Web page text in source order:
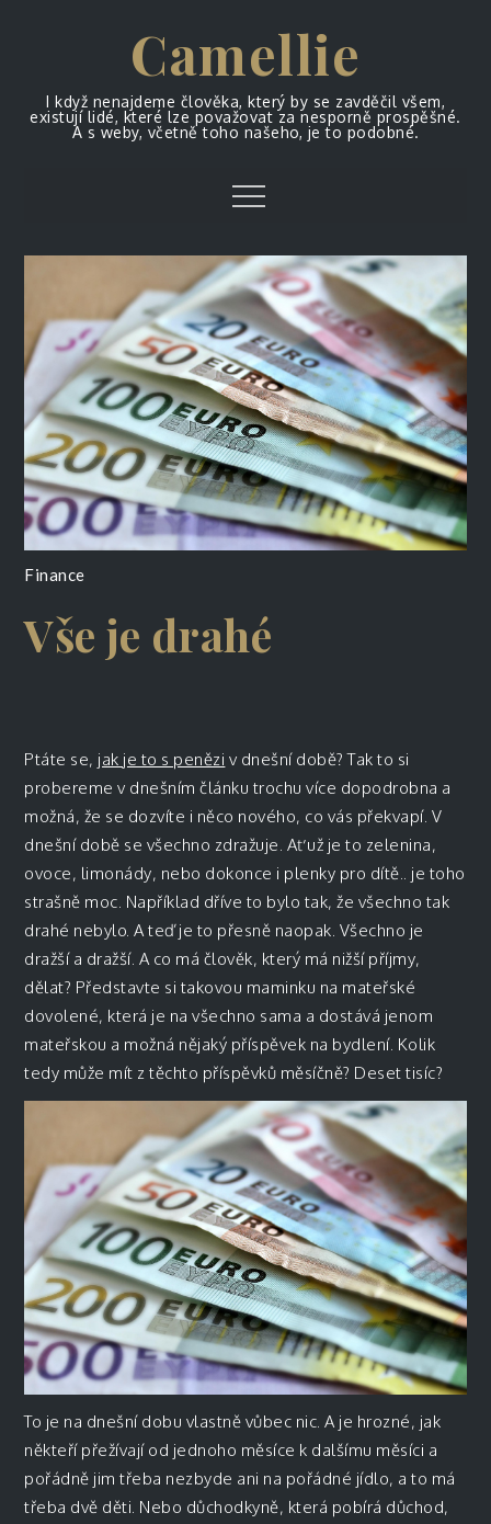
Camellie
I když nenajdeme člověka, který by se zavděčil všem,
existují lidé, které lze považovat za nesporně prospěšné.
A s weby, včetně toho našeho, je to podobné.
Menu
Finance
Vše je drahé
Ptáte se, jak je to s penězi v dnešní době? Tak to si
probereme v dnešním článku trochu více dopodrobna a
možná, že se dozvíte i něco nového, co vás překvapí. V
dnešní době se všechno zdražuje. Ať už je to zelenina,
ovoce, limonády, nebo dokonce i plenky pro dítě.. je toho
strašně moc. Například dříve to bylo tak, že všechno tak
drahé nebylo. A teď je to přesně naopak. Všechno je
dražší a dražší. A co má člověk, který má nižší příjmy,
dělat? Představte si takovou maminku na mateřské
dovolené, která je na všechno sama a dostává jenom
mateřskou a možná nějaký příspěvek na bydlení. Kolik
tedy může mít z těchto příspěvků měsíčně? Deset tisíc?
To je na dnešní dobu vlastně vůbec nic. A je hrozné, jak
někteří přežívají od jednoho měsíce k dalšímu měsíci a
pořádně jim třeba nezbyde ani na pořádné jídlo, a to má
třeba dvě děti. Nebo důchodkyně, která pobírá důchod,